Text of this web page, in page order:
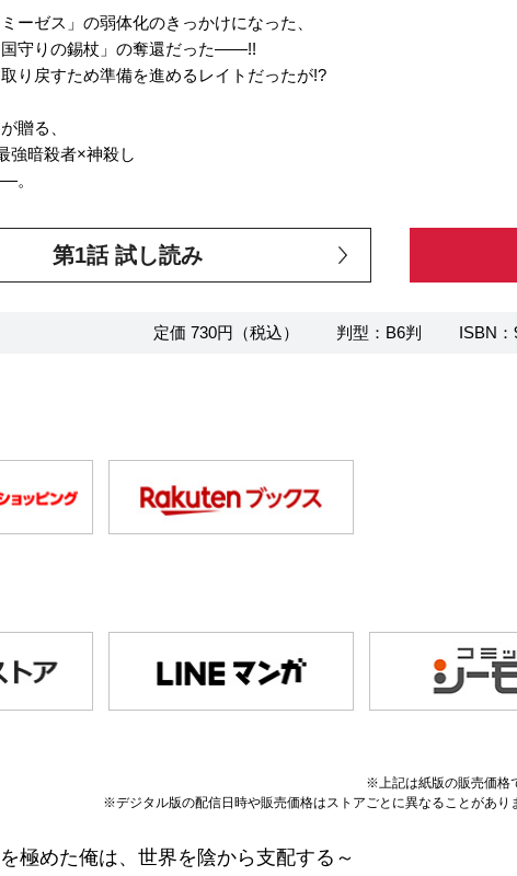
ーゼス」の弱体化のきっかけになった、
守りの錫杖」の奪還だった――!!
り戻すため準備を進めるレイトだったが!?
贈る、
強暗殺者×神殺し
。
第1話 試し読み
定価 730円（税込） 判型：B6判 ISBN：
※上記は紙版の販売価格
※デジタル版の配信日時や販売価格はストアごとに異なることがあり
めた俺は、世界を陰から支配する～